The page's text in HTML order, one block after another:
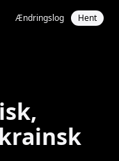
Ændringslog Hent